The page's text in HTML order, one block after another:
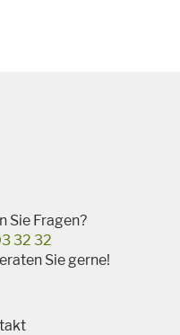
Sie Fragen?
32 32
Sie gerne!